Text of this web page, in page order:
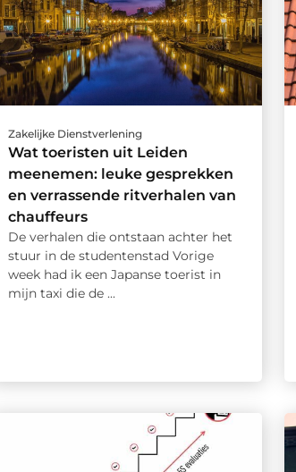
Zakelijke Dienstverlening
Wat toeristen uit Leiden
meenemen: leuke gesprekken
en verrassende ritverhalen van
chauffeurs
De verhalen die ontstaan achter het
stuur in de studentenstad Vorige
week had ik een Japanse toerist in
mijn taxi die de ...